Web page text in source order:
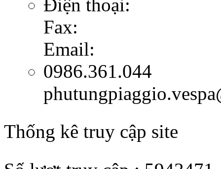
Điện thoại:
Fax:
Email:
0986.361.044
Thống kê truy cập site